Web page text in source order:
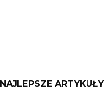
NAJLEPSZE ARTYKUŁY